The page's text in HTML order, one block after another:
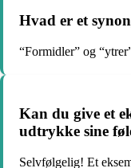
Hvad er et
“Formidler” og
Kan du give et
udtrykke sine
Selvfølgelig! Et